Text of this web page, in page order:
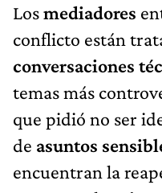
Losmediadores
conflicto están
conversaciones
temas más
que pidió no ser
de asuntos
encuentran la